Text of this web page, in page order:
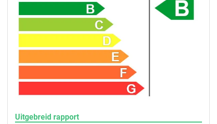
Uitgebreid rapport